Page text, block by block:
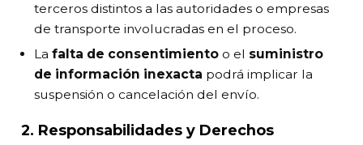
terceros distintos a las autoridades o empresas
de transporte involucradas en el proceso.
La falta de consentimiento o el suministro
de información inexacta podrá implicar la
suspensión o cancelación del envío.
2. Responsabilidades y Derechos